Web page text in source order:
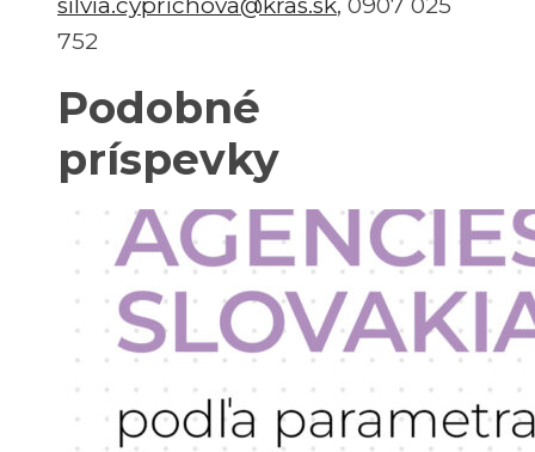
752
Podobné
príspevky